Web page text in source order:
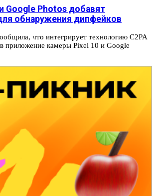
Google Photos добавят
обнаружения дипфейков
что интегрирует технологию C2PA
приложение камеры Pixel 10 и Google